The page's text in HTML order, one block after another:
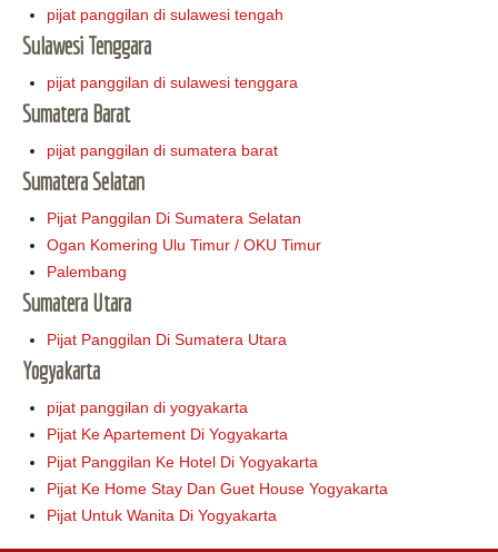
pijat panggilan di sulawesi tengah
Sulawesi Tenggara
pijat panggilan di sulawesi tenggara
Sumatera Barat
pijat panggilan di sumatera barat
Sumatera Selatan
Pijat Panggilan Di Sumatera Selatan
Ogan Komering Ulu Timur / OKU Timur
Palembang
Sumatera Utara
Pijat Panggilan Di Sumatera Utara
Yogyakarta
pijat panggilan di yogyakarta
Pijat Ke Apartement Di Yogyakarta
Pijat Panggilan Ke Hotel Di Yogyakarta
Pijat Ke Home Stay Dan Guet House Yogyakarta
Pijat Untuk Wanita Di Yogyakarta